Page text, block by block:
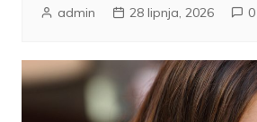
admin 28 lipnja, 2026 0